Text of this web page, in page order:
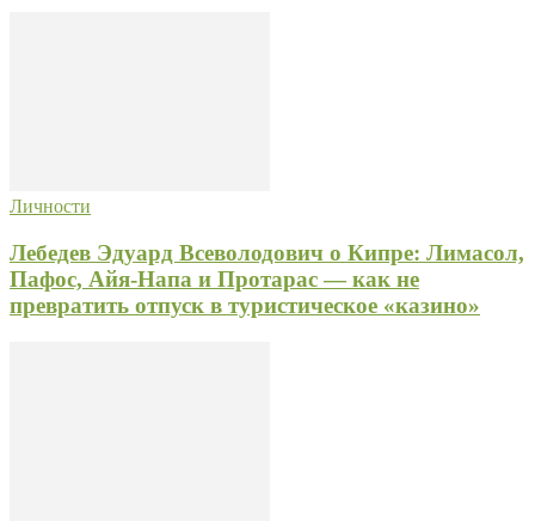
Личности
Лебедев Эдуард Всеволодович о Кипре: Лимасол,
Пафос, Айя-Напа и Протарас — как не
превратить отпуск в туристическое «казино»